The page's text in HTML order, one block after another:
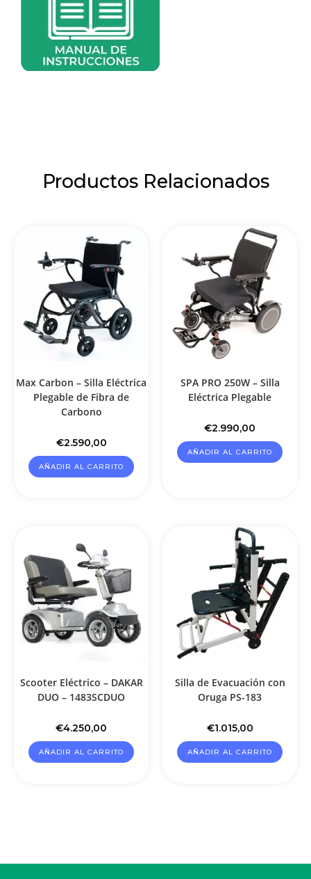
Productos Relacionados
Max Carbon – Silla Eléctrica
Plegable de Fibra de
Carbono
€2.590,00
AÑADIR AL CARRITO
SPA PRO 250W – Silla
Eléctrica Plegable
€2.990,00
AÑADIR AL CARRITO
Scooter Eléctrico – DAKAR
DUO – 1483SCDUO
€4.250,00
AÑADIR AL CARRITO
Silla de Evacuación con
Oruga PS-183
€1.015,00
AÑADIR AL CARRITO